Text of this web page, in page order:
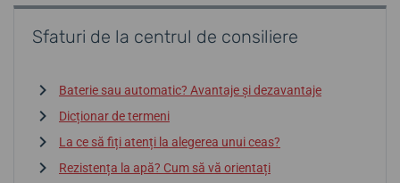
Sfaturi de la centrul de consiliere
Baterie sau automatic? Avantaje și dezavantaje
Dicționar de termeni
La ce să fiți atenți la alegerea unui ceas?
Rezistența la apă? Cum să vă orientați